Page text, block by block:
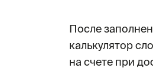
После
калькулятор
на счете при